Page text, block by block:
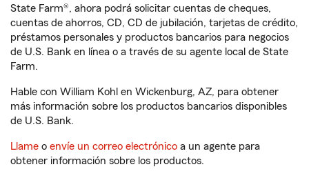
State Farm®, ahora podrá solicitar cuentas de cheques,
cuentas de ahorros, CD, CD de jubilación, tarjetas de crédito,
préstamos personales y productos bancarios para negocios
de U.S. Bank en línea o a través de su agente local de State
Farm.
Hable con William Kohl en Wickenburg, AZ, para obtener
más información sobre los productos bancarios disponibles
de U.S. Bank.
Llame o envíe un correo electrónico a un agente para
obtener información sobre los productos.